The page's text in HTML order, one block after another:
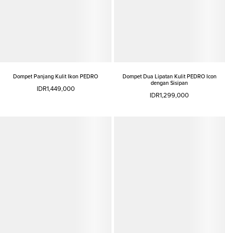
Dompet Panjang Kulit Ikon PEDRO
IDR1,449,000
Dompet Dua Lipatan Kulit PEDRO Icon
dengan Sisipan
IDR1,299,000